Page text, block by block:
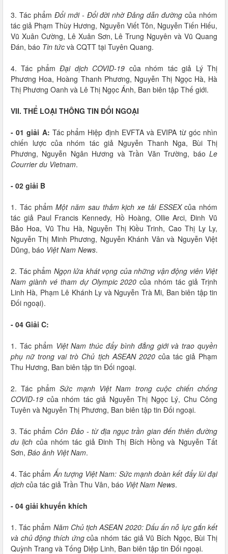
3. Tác phẩm Đổi mới - Đổi đời nhờ Đảng dẫn đường của nhóm
tác giả Phạm Thùy Hương, Nguyễn Viết Tôn, Nguyễn Tiến Hiếu,
Vũ Xuân Cường, Lê Xuân Sơn, Lê Trung Nguyên và Vũ Quang
Đán, báo Tin tức và CQTT tại Tuyên Quang.
4. Tác phẩmĐại dịch COVID-19 của nhóm tác giả Lý Thị
Phương Hoa, Hoàng Thanh Phương, Nguyễn Thị Ngọc Hà, Hà
Thị Phương Oanh và Lê Thị Ngọc Ánh, Ban biên tập Thế giới.
VII. THỂ LOẠI THÔNG TIN ĐỐI NGOẠI
- 01 giải A: Tác phẩm Hiệp định EVFTA và EVIPA từ góc nhìn
chiến lược của nhóm tác giả Nguyễn Thanh Nga, Bùi Thị
Phương, Nguyễn Ngân Hương và Trần Văn Trường, báo Le
Courrier du Vietnam.
- 02 giải B
1. Tác phẩmMột năm sau thảm kịch xe tải ESSEXcủa nhóm
tác giả Paul Francis Kennedy, Hồ Hoàng, Ollie Arci, Đinh Vũ
Bảo Hoa, Vũ Thu Hà, Nguyễn Thị Kiều Trinh, Cao Thị Ly Ly,
Nguyễn Thị Minh Phương, Nguyễn Khánh Vân và Nguyễn Việt
Dũng, báo Việt Nam News.
2. Tác phẩm Ngọn lửa khát vọng của những vận động viên Việt
Nam giành vé tham dự Olympic 2020 của nhóm tác giả Trịnh
Linh Hà, Phạm Lê Khánh Ly và Nguyễn Trà Mi, Ban biên tập tin
Đối ngoại).
- 04 Giải C:
1. Tác phẩm Việt Nam thúc đẩy bình đẳng giới và trao quyền
phụ nữ trong vai trò Chủ tịch ASEAN 2020của tác giả Phạm
Thu Hương, Ban biên tập tin Đối ngoại.
2. Tác phẩmSức mạnh Việt Nam trong cuộc chiến chống
COVID-19 của nhóm tác giả Nguyễn Thị Ngọc Lý, Chu Công
Tuyên và Nguyễn Thị Phương, Ban biên tập tin Đối ngoại.
3. Tác phẩm Côn Đảo - từ địa ngục trần gian đến thiên đường
du lịch của nhóm tác giả Đinh Thị Bích Hồng và Nguyễn Tất
Sơn, Báo ảnh Việt Nam.
4. Tác phẩmẤn tượng Việt Nam: Sức mạnh đoàn kết đẩy lùi đại
dịch của tác giả Trần Thu Vân, báo Việt Nam News.
- 04 giải khuyến khích
1. Tác phẩm Năm Chủ tịch ASEAN 2020: Dấu ấn nỗ lực gắn kết
và chủ động thích ứngcủa nhóm tác giả Vũ Bích Ngọc, Bùi Thị
Quỳnh Trang và Tống Diệp Linh, Ban biên tập tin Đối ngoại.